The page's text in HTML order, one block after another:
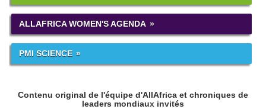
ALLAFRICA WOMEN'S AGENDA
PMI SCIENCE
Contenu original de l'équipe d'AllAfrica et chroniques de
leaders mondiaux invités